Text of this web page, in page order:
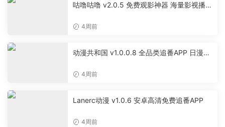
咕噜咕噜 v2.0.5 免费观影神器 海量影视播放
4周前
动漫共和国 v1.0.0.8 全品类追番APP 日漫国
4周前
Lanerc动漫 v1.0.6 安卓高清免费追番APP
4周前